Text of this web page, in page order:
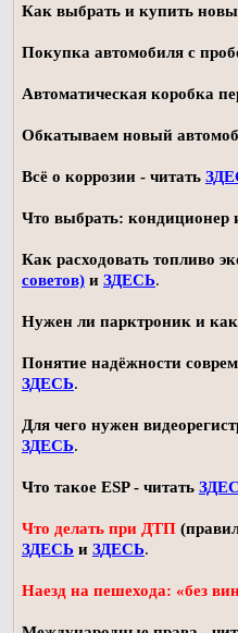
Как выбрать и купить
Покупка автомобиля с
Автоматическая коробка
Обкатываем новый
Всё о коррозии - читать
Что выбрать: кондиционер
Как расходовать топливо
советов) и ЗДЕСЬ.
Нужен ли парктроник и как
Понятие надёжности
ЗДЕСЬ.
Для чего нужен
ЗДЕСЬ.
Что такое ESP - читать
Что делать при ДТП
ЗДЕСЬ и ЗДЕСЬ.
Наезд на пешехода: «без